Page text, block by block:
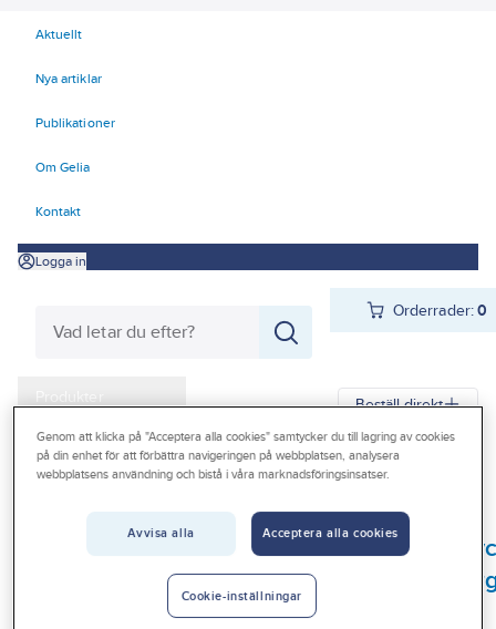
Aktuellt
Nya artiklar
Publikationer
Om Gelia
Kontakt
Logga in
Orderrader:0
Produkter
Kampanjer
Outlet
Beställ direkt
Gelia Produkter Gelia VVS Bevattning Vattenutkastare
GUSTAVSBERG
Gustavsberg/
m fl.
Genom att klicka på "Acceptera alla cookies" samtycker du till lagring av cookies
på din enhet för att förbättra navigeringen på webbplatsen, analysera
webbplatsens användning och bistå i våra marknadsföringsinsatser.
Avvisa alla Acceptera alla cookies
Cookie-inställningar